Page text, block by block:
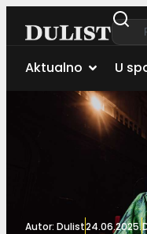
Aktualno U
Autor: Dulist24.06.2025.